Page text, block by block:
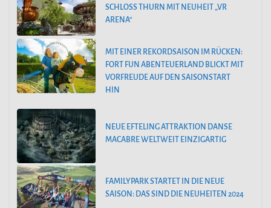
SCHLOSS THURN MIT NEUHEIT „VR
ARENA“
MIT EINER REKORDSAISON IM RÜCKEN:
FORT FUN ABENTEUERLAND BLICKT MIT
VORFREUDE AUF DEN SAISONSTART
HIN
NEUE EFTELING ATTRAKTION DANSE
MACABRE WELTWEIT EINZIGARTIG
FAMILYPARK STARTET IN DIE NEUE
SAISON: DAS SIND DIE NEUHEITEN 2024